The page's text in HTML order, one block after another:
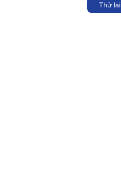
Thử lại